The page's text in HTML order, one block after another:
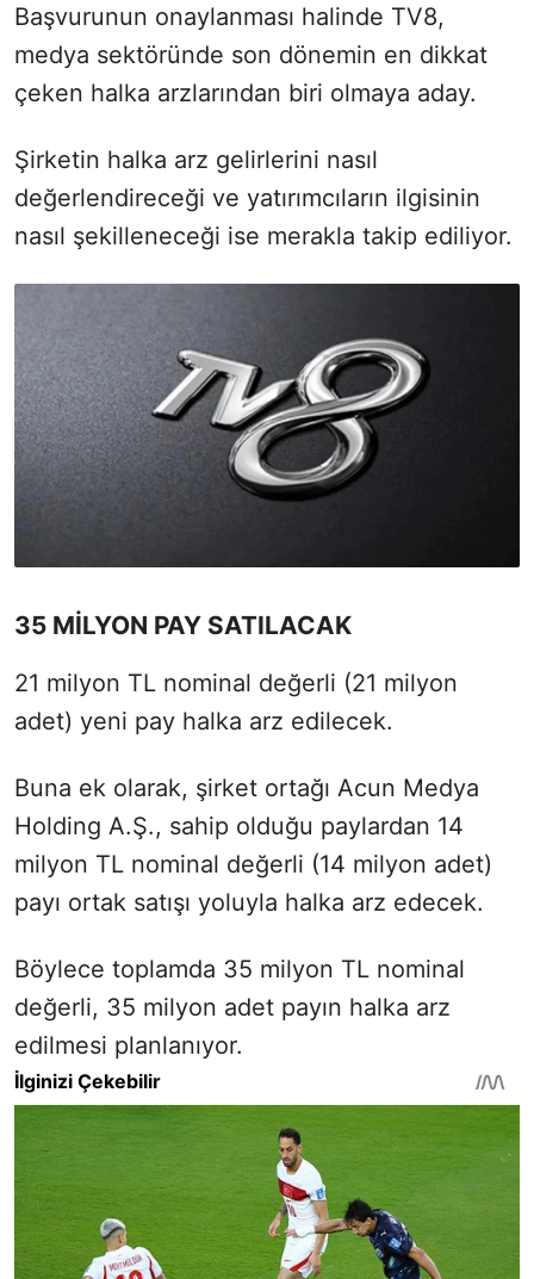
Başvurunun onaylanması halinde TV8,
medya sektöründe son dönemin en dikkat
çeken halka arzlarından biri olmaya aday.
Şirketin halka arz gelirlerini nasıl
değerlendireceği ve yatırımcıların ilgisinin
nasıl şekilleneceği ise merakla takip ediliyor.
35 MİLYON PAY SATILACAK
21 milyon TL nominal değerli (21 milyon
adet) yeni pay halka arz edilecek.
Buna ek olarak, şirket ortağı Acun Medya
Holding A.Ş., sahip olduğu paylardan 14
milyon TL nominal değerli (14 milyon adet)
payı ortak satışı yoluyla halka arz edecek.
Böylece toplamda 35 milyon TL nominal
değerli, 35 milyon adet payın halka arz
edilmesi planlanıyor.